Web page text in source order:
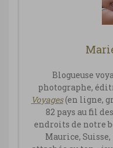
Blogueuse
photographe,
Voyages(en ligne,
82 pays au fil
endroits de notre
Maurice,